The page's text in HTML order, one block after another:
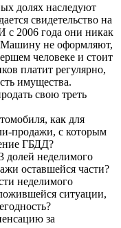
долях наследуют
свидетельство на
с 2006 года они никак
Машину не оформляют,
человеке и стоит
платит регулярно,
имущества.
свою треть
как для
продажи, с которым
ГБДД?
долей неделимого
оставшейся части?
неделимого
ситуации,
за